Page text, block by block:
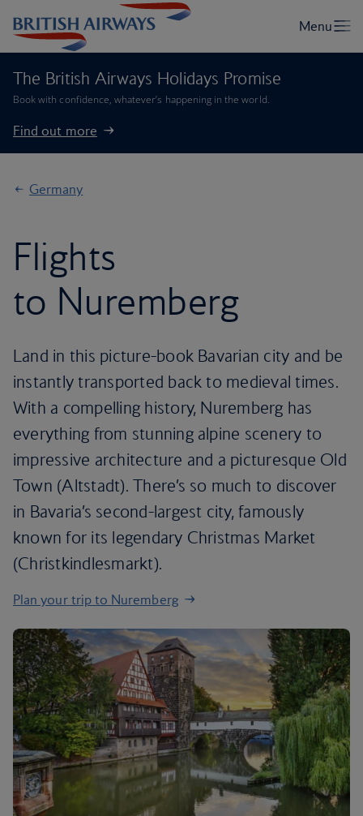
The British Airways Holidays Promise
Book with confidence, whatever’s happening in the world.
Find out more
Germany
Flights
to Nuremberg
Land in this picture-book Bavarian city and be
instantly transported back to medieval times.
With a compelling history, Nuremberg has
everything from stunning alpine scenery to
impressive architecture and a picturesque Old
Town (Altstadt). There’s so much to discover
in Bavaria’s second-largest city, famously
known for its legendary Christmas Market
(Christkindlesmarkt).
Plan your trip to Nuremberg